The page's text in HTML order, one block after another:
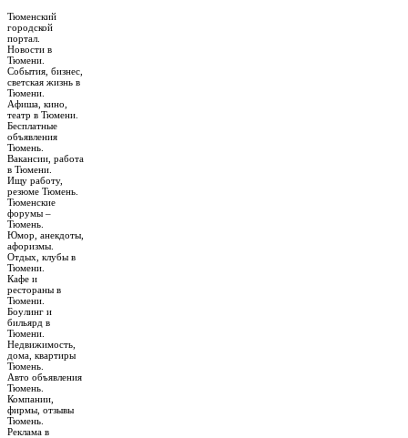
Тюменский
городской
портал.
Новости в
Тюмени.
События, бизнес,
светская жизнь в
Тюмени.
Афиша, кино,
театр в Тюмени.
Бесплатные
объявления
Тюмень.
Вакансии, работа
в Тюмени.
Ищу работу,
резюме Тюмень.
Тюменские
форумы –
Тюмень.
Юмор, анекдоты,
афоризмы.
Отдых, клубы в
Тюмени.
Кафе и
рестораны в
Тюмени.
Боулинг и
бильярд в
Тюмени.
Недвижимость,
дома, квартиры
Тюмень.
Авто объявления
Тюмень.
Компании,
фирмы, отзывы
Тюмень.
Реклама в